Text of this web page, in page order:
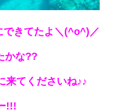
できてたよ＼(^o^)／
かな??
来てくださいね♪♪
!!!